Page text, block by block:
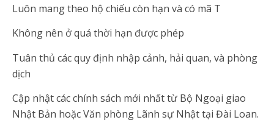
Luôn mang theo hộ chiếu còn hạn và có mã T
Không nên ở quá thời hạn được phép
Tuân thủ các quy định nhập cảnh, hải quan, và phòng
dịch
Cập nhật các chính sách mới nhất từ Bộ Ngoại giao
Nhật Bản hoặc Văn phòng Lãnh sự Nhật tại Đài Loan.